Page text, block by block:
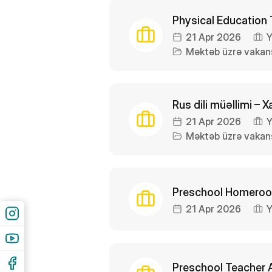
Physical Education
21 Apr 2026
Məktəb üzrə
Rus dili müəllimi –
21 Apr 2026
Məktəb üzrə
Preschool
21 Apr 2026
Preschool Teacher